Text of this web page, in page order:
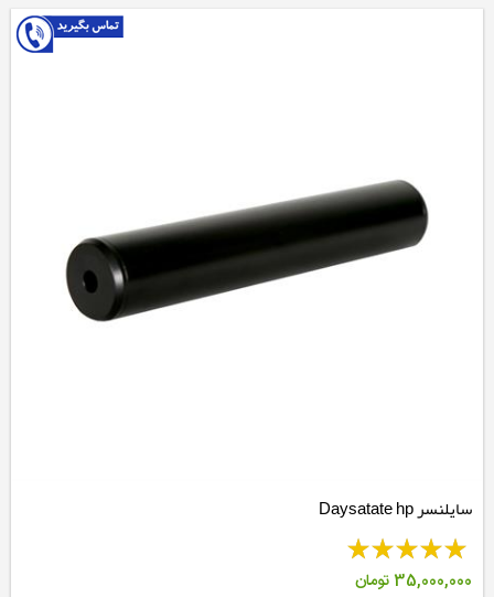
سایلنسر Daysatate hp
35,000,000تومان